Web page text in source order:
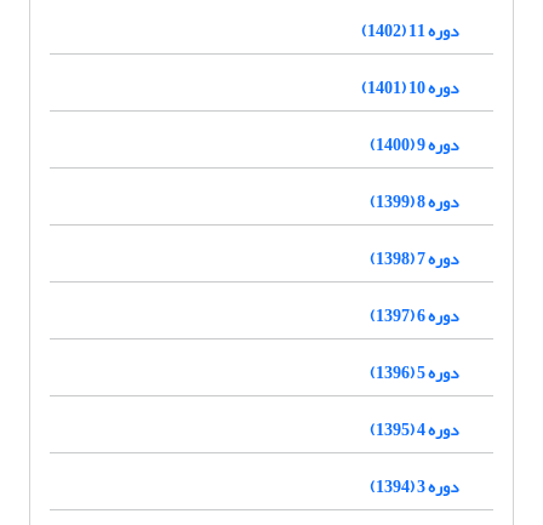
دوره 11 (1402)
دوره 10 (1401)
دوره 9 (1400)
دوره 8 (1399)
دوره 7 (1398)
دوره 6 (1397)
دوره 5 (1396)
دوره 4 (1395)
دوره 3 (1394)